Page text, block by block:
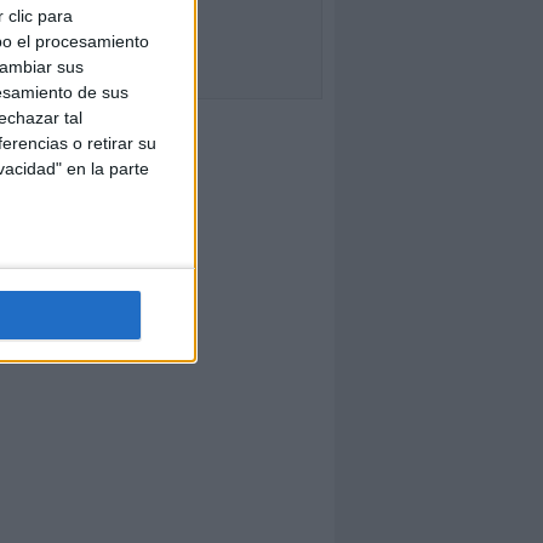
clic para
el procesamiento
sus
de sus
tal
o retirar su
en la parte